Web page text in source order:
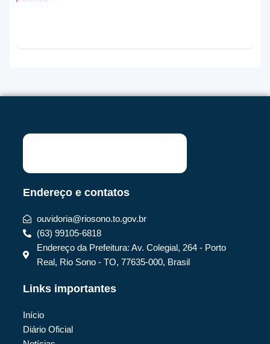
Endereço e contatos
ouvidoria@riosono.to.gov.br
(63) 99105-6818
Endereço da Prefeitura: Av. Colegial, 264 - Porto
Real, Rio Sono - TO, 77635-000, Brasil
Links importantes
Início
Diário Oficial